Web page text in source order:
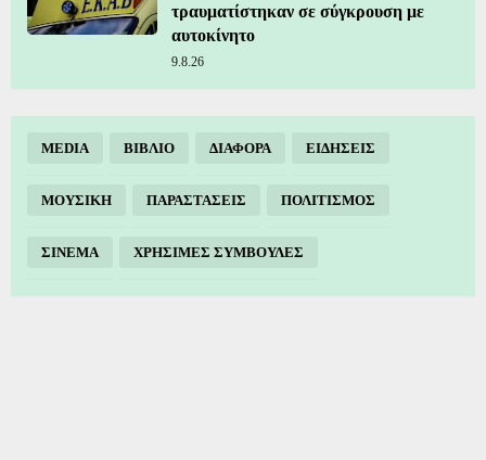
τραυματίστηκαν σε σύγκρουση με
αυτοκίνητο
9.8.26
MEDIA ΒΙΒΛΙΟ ΔΙΑΦΟΡΑ ΕΙΔΗΣΕΙΣ
ΜΟΥΣΙΚΗ ΠΑΡΑΣΤΑΣΕΙΣ ΠΟΛΙΤΙΣΜΟΣ
ΣΙΝΕΜΑ ΧΡΗΣΙΜΕΣ ΣΥΜΒΟΥΛΕΣ